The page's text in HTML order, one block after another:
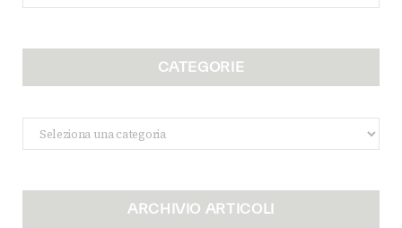
for:
CATEGORIE
Categorie
ARCHIVIO ARTICOLI